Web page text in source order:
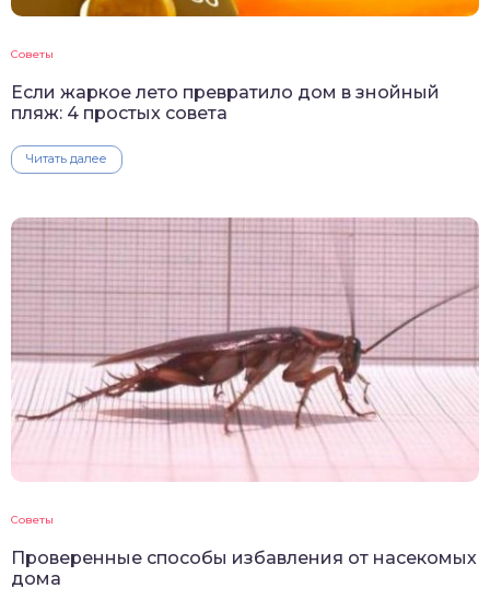
Советы
Если жаркое лето превратило дом в знойный
пляж: 4 простых совета
Читать далее
Советы
Проверенные способы избавления от насекомых
дома